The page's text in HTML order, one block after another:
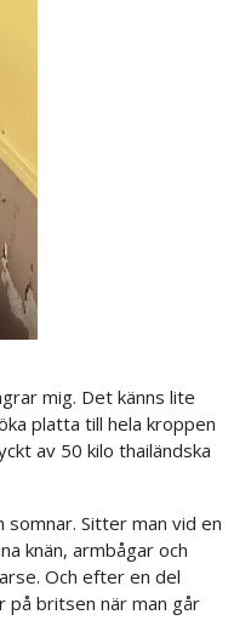
mig. Det känns lite
platta till hela kroppen
av 50 kilo thailändska
Sitter man vid en
knän, armbågar och
Och efter en del
på britsen när man går